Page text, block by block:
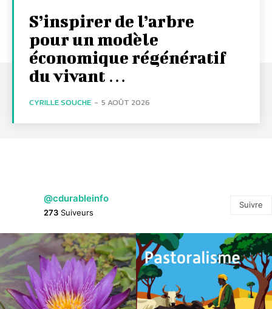
S’inspirer de l’arbre
pour un modèle
économique régénératif
du vivant …
CYRILLE SOUCHE - 5 AOÛT 2026
@cdurableinfo
273 Suiveurs
Suivre